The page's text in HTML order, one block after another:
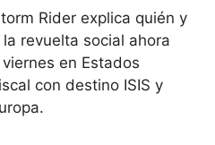
Rider explica quién y
revuelta social ahora
en Estados
con destino ISIS y